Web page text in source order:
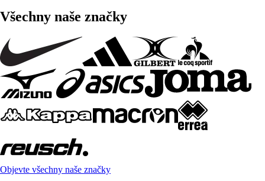
Všechny naše značky
Objevte všechny naše značky